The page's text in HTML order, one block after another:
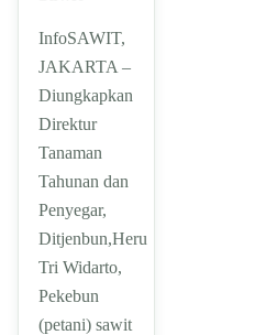
InfoSAWIT,
JAKARTA –
Diungkapkan
Direktur
Tanaman
Tahunan dan
Penyegar,
Ditjenbun,Heru
Tri Widarto,
Pekebun
(petani) sawit